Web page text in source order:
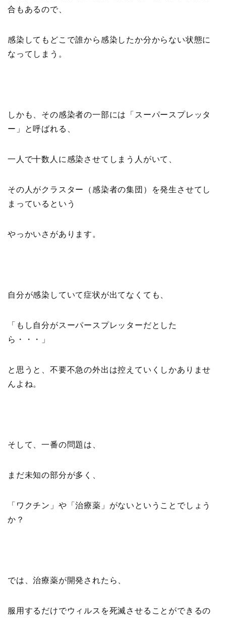
合もあるので、
感染してもどこで誰から感染したか分からない状態に
なってしまう。
しかも、その感染者の一部には「スーパースプレッタ
ー」と呼ばれる、
一人で十数人に感染させてしまう人がいて、
その人がクラスター（感染者の集団）を発生させてし
まっているという
やっかいさがあります。
自分が感染していて症状が出てなくても、
「もし自分がスーパースプレッターだとした
ら・・・」
と思うと、不要不急の外出は控えていくしかありませ
んよね。
そして、一番の問題は、
まだ未知の部分が多く、
「ワクチン」や「治療薬」がないということでしょう
か？
では、治療薬が開発されたら、
服用するだけでウィルスを死滅させることができるの